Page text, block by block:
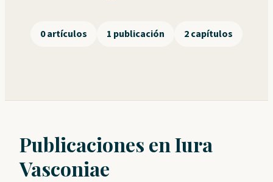
0 artículos 1 publicación 2 capítulos
Publicaciones en Iura
Vasconiae